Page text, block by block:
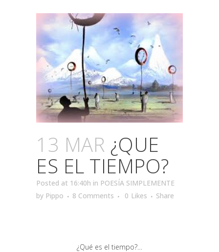
13 MAR ¿QUE
ES EL TIEMPO?
Posted at 16:40h in POESÍA SIMPLEMENTE
by Pippo 8 Comments 0 Likes Share
¿Qué es el tiempo?…